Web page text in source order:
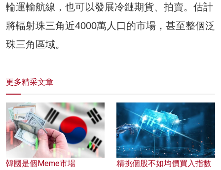
輪運輸航線，也可以發展冷鏈期貨、拍賣。估計
將輻射珠三角近4000萬人口的市場，甚至整個泛
珠三角區域。
更多精采文章
韓國是個Meme市場
精挑個股不如均價買入指數